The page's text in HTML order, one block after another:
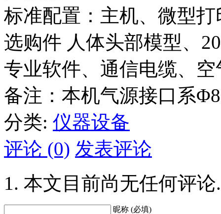
标准配置：主机、微型
选购件 人体头部模型、
专业软件、通信电缆、
备注：本机气源接口系
分类: 仪器设备
评论 (0) 发表评论
本文目前尚无任何评论.
昵称 (必填)